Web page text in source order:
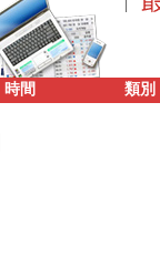
時間 類別